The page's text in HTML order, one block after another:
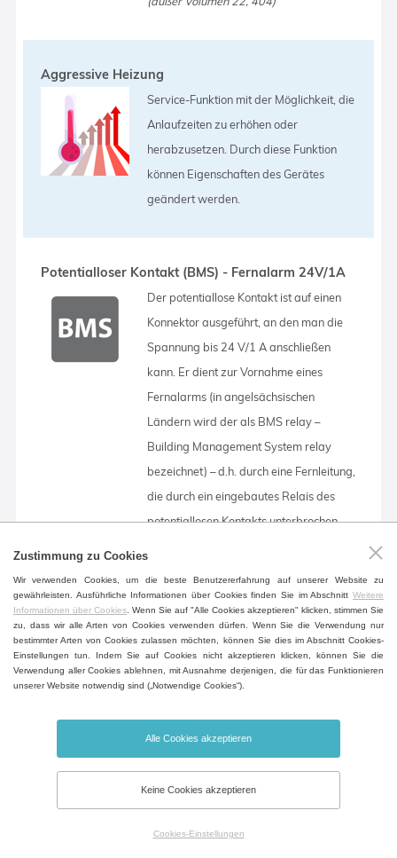
Aggressive Heizung
Service-Funktion mit der Möglichkeit, die
Anlaufzeiten zu erhöhen oder
herabzusetzen. Durch diese Funktion
können Eigenschaften des Gerätes
geändert werden.
Potentialloser Kontakt (BMS) - Fernalarm 24V/1A
Der potentiallose Kontakt ist auf einen
Konnektor ausgeführt, an den man die
Spannung bis 24 V/1 A anschließen
kann. Er dient zur Vornahme eines
Fernalarms (in angelsächsischen
Ländern wird der als BMS relay –
Building Management System relay
bezeichnet) – d.h. durch eine Fernleitung,
die durch ein eingebautes Relais des
potentiallosen Kontakts unterbrochen
übertragen, als wo der Wärmeschrank
aufgestellt ist. Das Relais wird in allen
auf dem Display angezeigten
Fehlerzuständen entkoppelt.
Nationale Stromsteckdosenausführung
Die Endung der Stromzuleitung gemäß
der einschlägigen nationalen Norm
Zustimmung zu Cookies
Wir verwenden Cookies, um die beste Benutzererfahrung auf unserer Website zu
gewährleisten. Ausführliche Informationen über Cookies finden Sie im Abschnitt Weitere
Informationen über Cookies . Wenn Sie auf "Alle Cookies akzeptieren" klicken, stimmen Sie
zu, dass wir alle Arten von Cookies verwenden dürfen. Wenn Sie die Verwendung nur
bestimmter Arten von Cookies zulassen möchten, können Sie dies im Abschnitt Cookies-
Einstellungen tun. Indem Sie auf Cookies nicht akzeptieren klicken, können Sie die
Verwendung aller Cookies ablehnen, mit Ausnahme derjenigen, die für das Funktionieren
unserer Website notwendig sind („Notwendige Cookies“).
Alle Cookies akzeptieren
Keine Cookies akzeptieren
Cookies-Einstellungen